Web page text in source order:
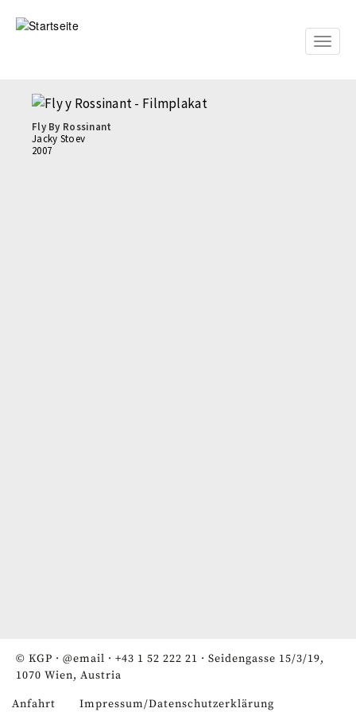
zum
Toggle
Fly By Rossinant
Jacky Stoev
2007
© KGP · @email · +43 1 52 222 21 · Seidengasse 15/3/19,
1070 Wien, Austria
Anfahrt Impressum/Datenschutzerklärung